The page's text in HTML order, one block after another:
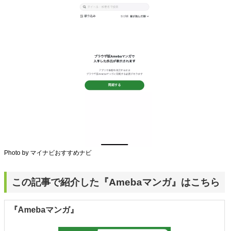
Photo by マイナビおすすめナビ
この記事で紹介した『Amebaマンガ』はこちら
『Amebaマンガ』